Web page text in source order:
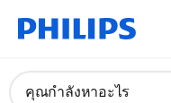
คุณกำลังหาอะไร